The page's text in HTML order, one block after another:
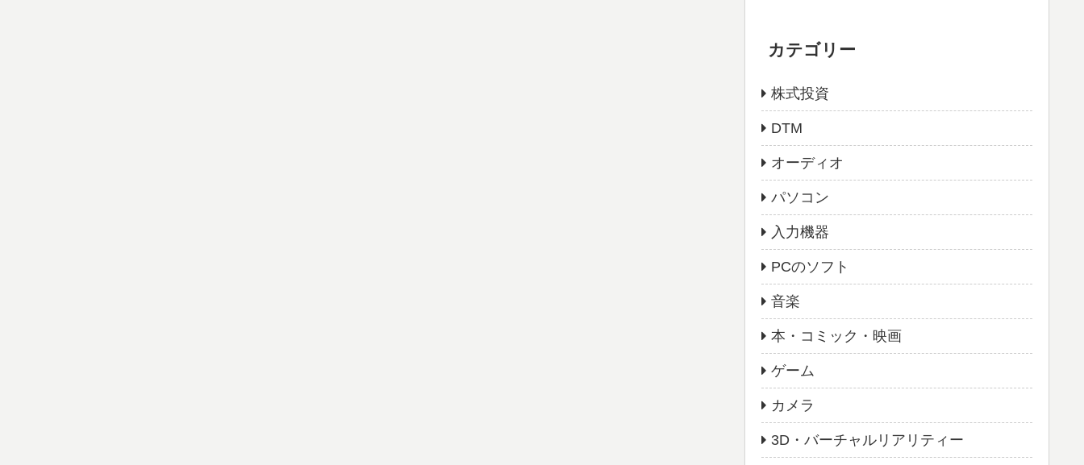
カテゴリー
株式投資
DTM
オーディオ
パソコン
入力機器
PCのソフト
音楽
本・コミック・映画
ゲーム
カメラ
3D・バーチャルリアリティー